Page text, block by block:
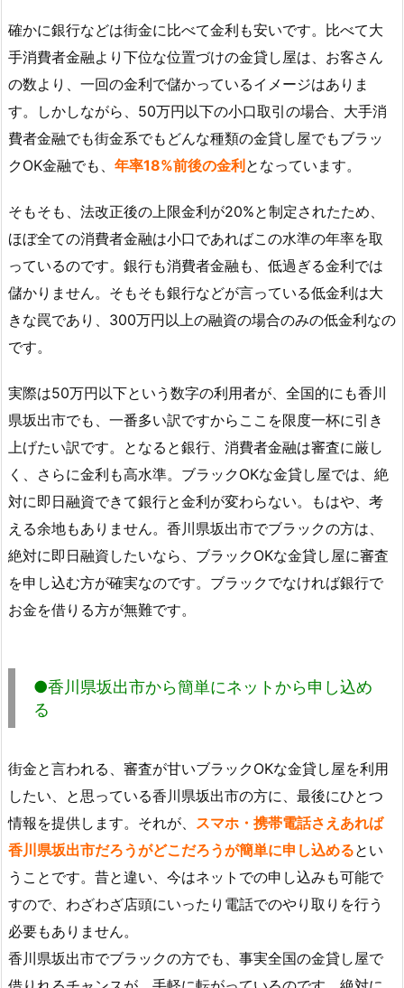
確かに銀行などは街金に比べて金利も安いです。比べて大
手消費者金融より下位な位置づけの金貸し屋は、お客さん
の数より、一回の金利で儲かっているイメージはありま
す。しかしながら、50万円以下の小口取引の場合、大手消
費者金融でも街金系でもどんな種類の金貸し屋でもブラッ
クOK金融でも、 年率18%前後の金利 となっています。
そもそも、法改正後の上限金利が20%と制定されたため、
ほぼ全ての消費者金融は小口であればこの水準の年率を取
っているのです。銀行も消費者金融も、低過ぎる金利では
儲かりません。そもそも銀行などが言っている低金利は大
きな罠であり、300万円以上の融資の場合のみの低金利なの
です。
実際は50万円以下という数字の利用者が、全国的にも香川
県坂出市でも、一番多い訳ですからここを限度一杯に引き
上げたい訳です。となると銀行、消費者金融は審査に厳し
く、さらに金利も高水準。ブラックOKな金貸し屋では、絶
対に即日融資できて銀行と金利が変わらない。もはや、考
える余地もありません。香川県坂出市でブラックの方は、
絶対に即日融資したいなら、ブラックOKな金貸し屋に審査
を申し込む方が確実なのです。ブラックでなければ銀行で
お金を借りる方が無難です。
●香川県坂出市から簡単にネットから申し込め
る
街金と言われる、審査が甘いブラックOKな金貸し屋を利用
したい、と思っている香川県坂出市の方に、最後にひとつ
情報を提供します。それが、 スマホ・携帯電話さえあれば
香川県坂出市だろうがどこだろうが簡単に申し込めるとい
うことです。昔と違い、今はネットでの申し込みも可能で
すので、わざわざ店頭にいったり電話でのやり取りを行う
必要もありません。
香川県坂出市でブラックの方でも、事実全国の金貸し屋で